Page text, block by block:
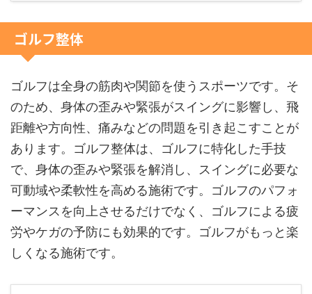
ゴルフ整体
ゴルフは全身の筋肉や関節を使うスポーツです。そ
のため、身体の歪みや緊張がスイングに影響し、飛
距離や方向性、痛みなどの問題を引き起こすことが
あります。ゴルフ整体は、ゴルフに特化した手技
で、身体の歪みや緊張を解消し、スイングに必要な
可動域や柔軟性を高める施術です。ゴルフのパフォ
ーマンスを向上させるだけでなく、ゴルフによる疲
労やケガの予防にも効果的です。ゴルフがもっと楽
しくなる施術です。